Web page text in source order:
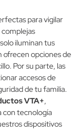
para vigilar
iluminan tus
ofrecen opciones de
Por su parte, las
accesos de
de tu familia.
VTA+,
con tecnología
dispositivos